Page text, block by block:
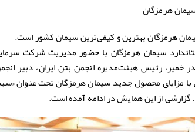
هرمزگان
هرمزگان بهترین و کیفی‌ترین سیمان کشور است.
سیمان هرمزگان با حضور مدیریت شرکت
خمیر، رئیس هیئت‌مدیره انجمن بتن ایران، دبیر
مزایای محصول جدید سیمان هرمزگان تحت عنوان
از این همایش در ادامه آمده است.